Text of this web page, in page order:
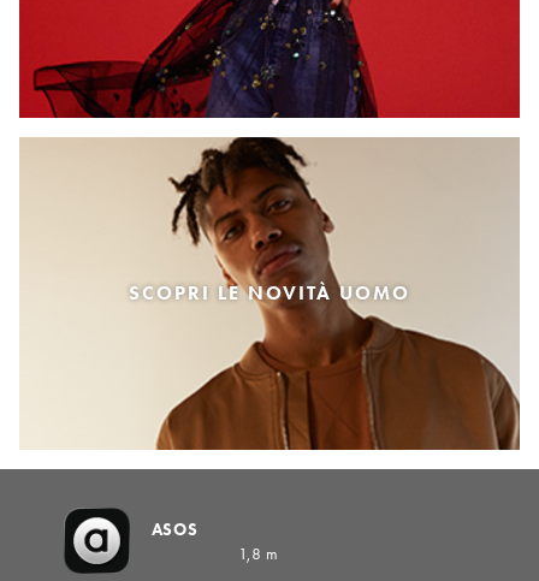
SCOPRI LE NOVITÀ UOMO
ASOS
1,8 m